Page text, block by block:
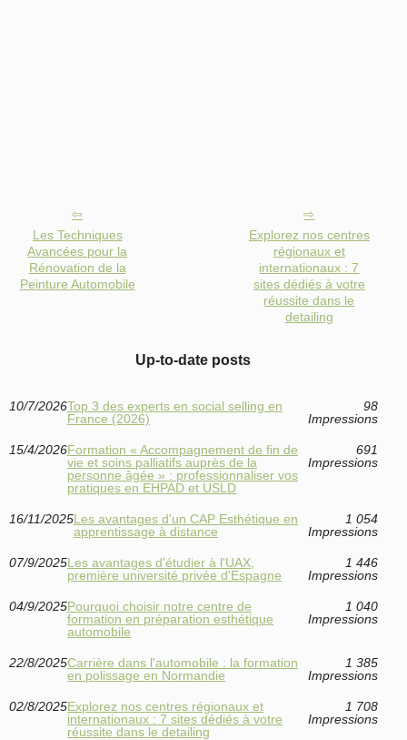
Les Techniques
Avancées pour la
Rénovation de la
Peinture Automobile
Explorez nos centres
régionaux et
internationaux : 7
sites dédiés à votre
réussite dans le
detailing
Up-to-date posts
10/7/2026Top 3 des experts en social selling en
France (2026)
98
Impressions
15/4/2026Formation « Accompagnement de fin de
vie et soins palliatifs auprès de la
personne âgée » : professionnaliser vos
pratiques en EHPAD et USLD
691
Impressions
16/11/2025Les avantages d'un CAP Esthétique en
apprentissage à distance
1 054
Impressions
07/9/2025Les avantages d'étudier à l'UAX,
première université privée d'Espagne
1 446
Impressions
04/9/2025Pourquoi choisir notre centre de
formation en préparation esthétique
automobile
1 040
Impressions
22/8/2025Carrière dans l'automobile : la formation
en polissage en Normandie
1 385
Impressions
02/8/2025Explorez nos centres régionaux et
internationaux : 7 sites dédiés à votre
réussite dans le detailing
1 708
Impressions